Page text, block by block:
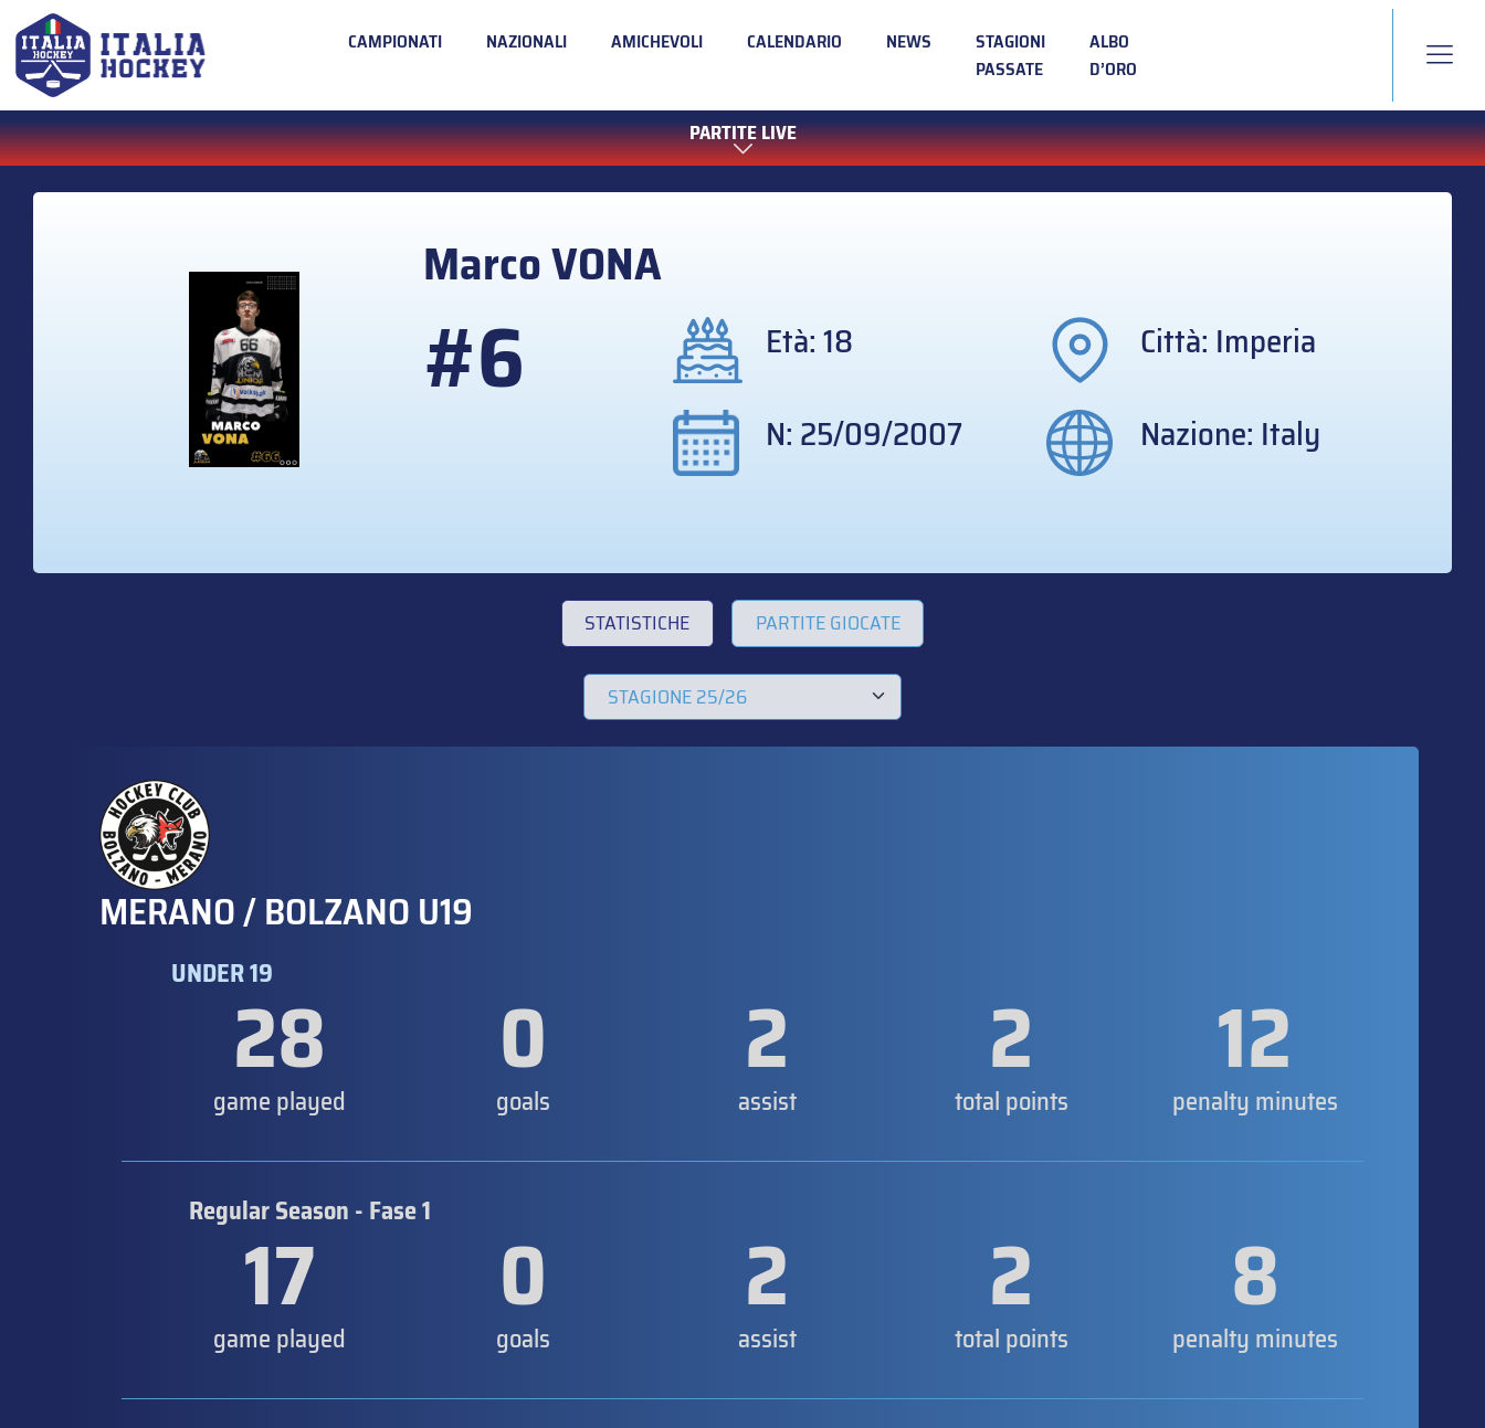
CAMPIONATI NAZIONALI AMICHEVOLI CALENDARIO NEWS
STAGIONI
PASSATE
ALBO
D’ORO
PARTITE LIVE
MarcoVONA
#6 Età: 18
Città: Imperia
N: 25/09/2007
Nazione: Italy
STATISTICHE PARTITE GIOCATE
MERANO / BOLZANO U19
UNDER 1928
game played 0
goals 2
assist 2
total points 12
penalty minutes
Regular Season - Fase 1
17
game played 0
goals 2
assist 2
total points 8
penalty minutes